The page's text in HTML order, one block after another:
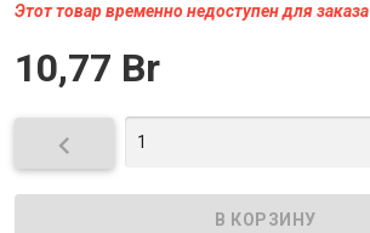
Этот товар временно недоступен для заказа
10,77 Br
